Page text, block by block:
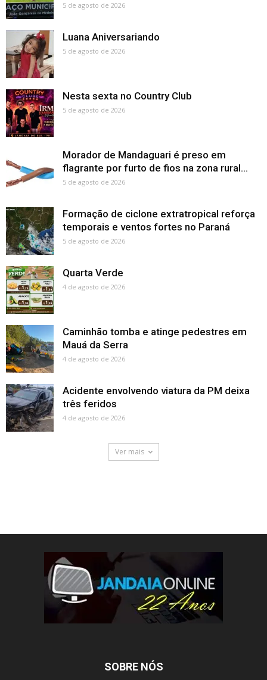
5 de agosto de 2026
Luana Aniversariando
5 de agosto de 2026
Nesta sexta no Country Club
5 de agosto de 2026
Morador de Mandaguari é preso em
flagrante por furto de fios na zona rural...
5 de agosto de 2026
Formação de ciclone extratropical reforça
temporais e ventos fortes no Paraná
5 de agosto de 2026
Quarta Verde
4 de agosto de 2026
Caminhão tomba e atinge pedestres em
Mauá da Serra
4 de agosto de 2026
Acidente envolvendo viatura da PM deixa
três feridos
4 de agosto de 2026
Ver mais
SOBRE NÓS